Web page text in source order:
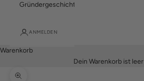
Gründergeschichte
ANMELDEN
Warenkorb
Dein Warenkorb ist leer